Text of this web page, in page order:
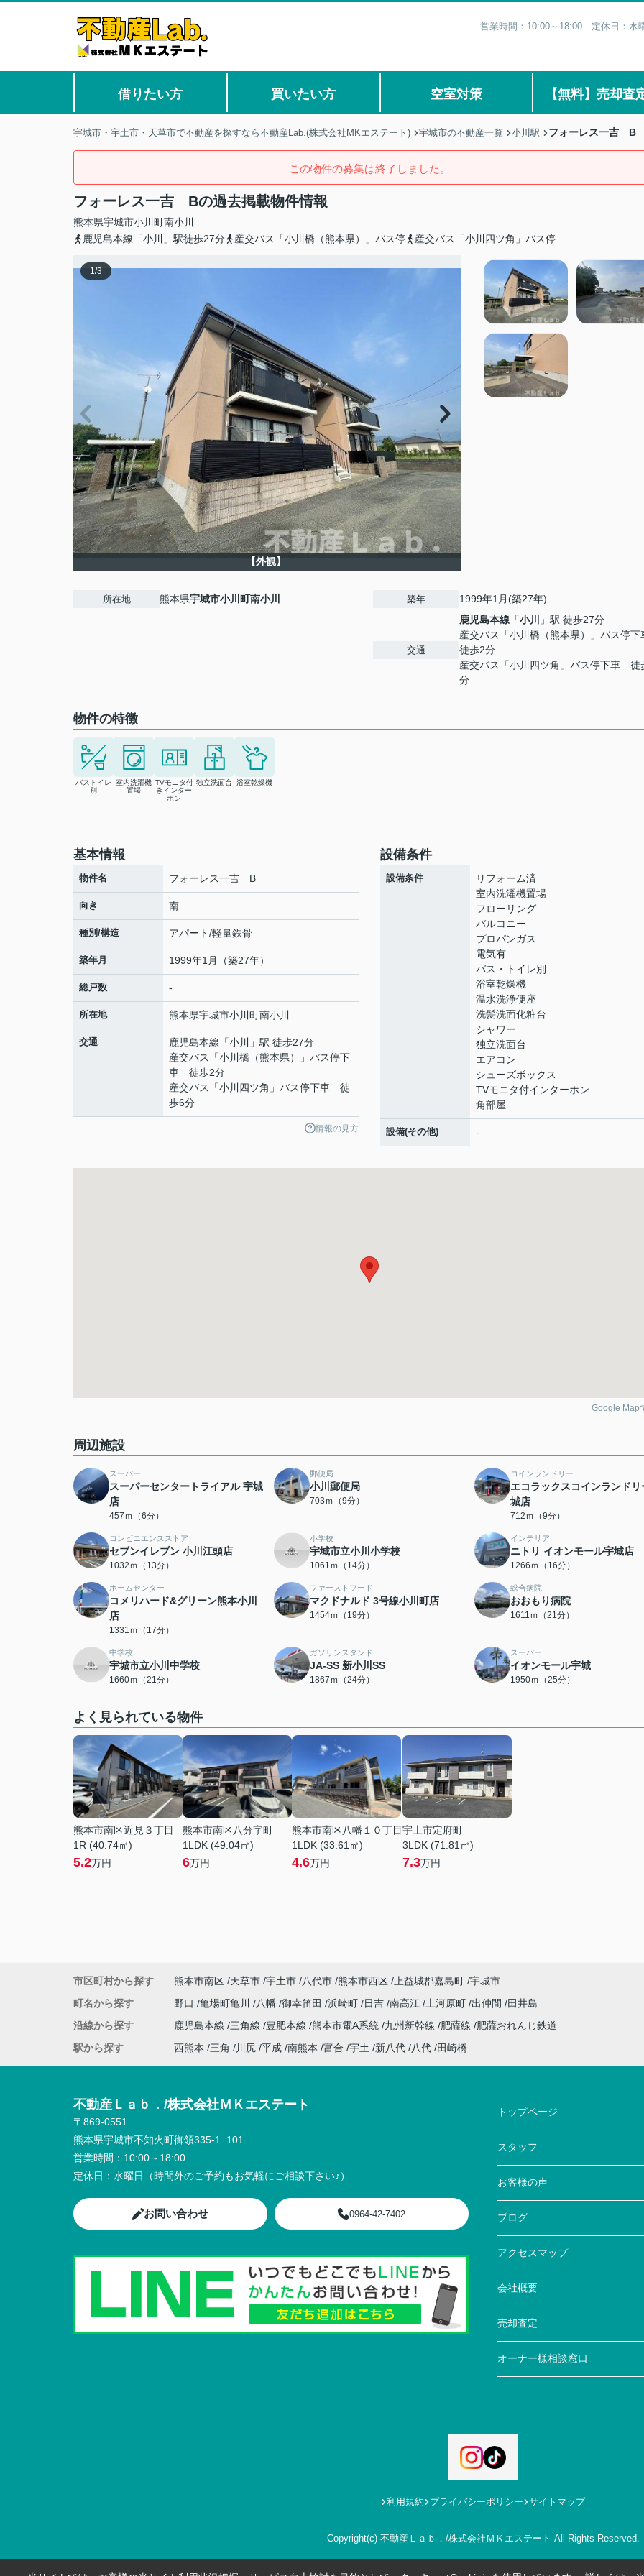
営業時間：10:00～18:00 定休日：水
借りたい方 買いたい方 空室対策 【無料】売却査
宇城市・宇土市・天草市で不動産を探すなら不動産Lab.(株式会社MKエステート) 宇城市の不動産一覧 小川駅 フォーレス一吉 B
この物件の募集は終了しました。
フォーレス一吉 Bの過去掲載物件情報
熊本県宇城市小川町南小川
鹿児島本線「小川」駅徒歩27分
産交バス「小川橋（熊本県）」バス停 産交バス「小川四ツ角」バス停
1/3
【外観】
所在地 熊本県宇城市小川町南小川 築年 1999年1月(築27年)
交通
鹿児島本線 「小川
」駅 徒歩27分
産交バス「小川橋（熊本県）」バス停
徒歩2分
産交バス「小川四ツ角」バス停下車 徒
分
物件の特徴
バストイレ
別
室内洗濯機
置場
TVモニタ付
きインター
ホン
独立洗面台 浴室乾燥機
基本情報
物件名 フォーレス一吉 B
向き 南
種別/構造 アパート/軽量鉄骨
築年月 1999年1月（築27年）
総戸数 -
所在地 熊本県宇城市小川町南小川
交通 鹿児島本線 「小川
」駅 徒歩27分
産交バス「小川橋（熊本県）」バス停下
車 徒歩2分
産交バス「小川四ツ角」バス停下車 徒
歩6分
情報の見方
設備条件
設備条件
リフォーム済
室内洗濯機置場
フローリング
バルコニー
プロパンガス
電気有
バス・トイレ別
浴室乾燥機
温水洗浄便座
洗髪洗面化粧台
シャワー
独立洗面台
エアコン
シューズボックス
TVモニタ付インターホン
角部屋
設備(その他) -
Google Map
周辺施設
スーパー
スーパーセンタートライアル 宇城
店
457ｍ（6分）
郵便局
小川郵便局
703ｍ（9分）
コインランドリー
エコラックスコインランドリ
城店
712ｍ（9分）
コンビニエンスストア
セブンイレブン 小川江頭店
1032ｍ（13分）
小学校
宇城市立小川小学校
1061ｍ（14分）
インテリア
ニトリ イオンモール宇城店
1266ｍ（16分）
ホームセンター
コメリハード&グリーン熊本小川
店
1331ｍ（17分）
ファーストフード
マクドナルド 3号線小川町店
1454ｍ（19分）
総合病院
おおもり病院
1611ｍ（21分）
中学校
宇城市立小川中学校
1660ｍ（21分）
ガソリンスタンド
JA-SS 新小川SS
1867ｍ（24分）
スーパー
イオンモール宇城
1950ｍ（25分）
よく見られている物件
熊本市南区近見３丁目
1R (40.74㎡)
5.2万円
熊本市南区八分字町
1LDK (49.04㎡)
6万円
熊本市南区八幡１０丁目
1LDK (33.61㎡)
4.6万円
宇土市定府町
3LDK (71.81㎡)
7.3万円
市区町村から探す 熊本市南区 天草市 宇土市 八代市 熊本市西区 上益城郡嘉島町 宇城市
町名から探す
野口 亀場町亀川 八幡 御幸笛田 浜崎町 日吉 南高江 土河原町 出仲間
田井島
沿線から探す
鹿児島本線 三角線 豊肥本線 熊本市電A系統 九州新幹線 肥薩線
肥薩おれんじ鉄道
駅から探す
西熊本 三角 川尻 平成 南熊本 富合 宇土 新八代 八代 田崎橋
不動産Ｌａｂ．/株式会社ＭＫエステート
〒869-0551
熊本県宇城市不知火町御領335-1 101
営業時間： 10:00～18:00
定休日： 水曜日（時間外のご予約もお気軽にご相談下さい♪）
お問い合わせ 0964-42-7402
トップページ
スタッフ
お客様の声
ブログ
アクセスマップ
会社概要
売却査定
オーナー様相談窓口
利用規約 プライバシーポリシー サイトマップ
Copyright(c) 不動産Ｌａｂ．/株式会社ＭＫエステート All Rights Reserved.